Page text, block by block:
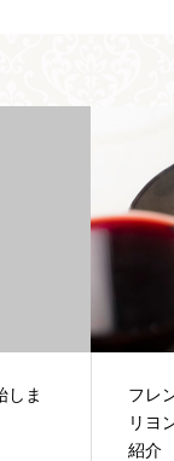
慢の
ご
リパ
に美